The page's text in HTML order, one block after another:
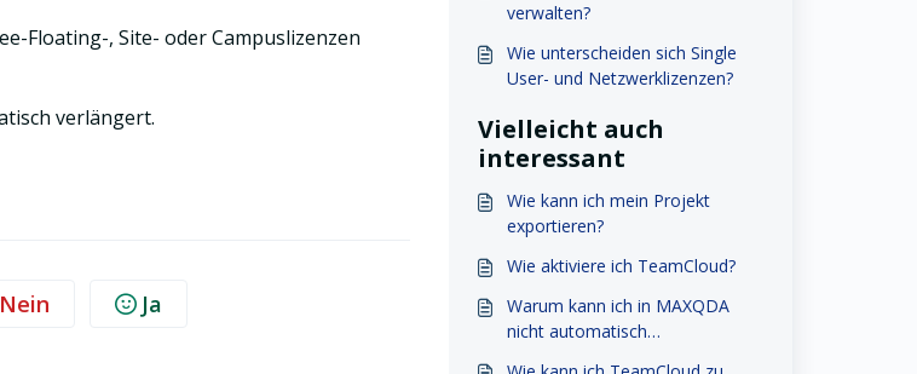
Floating-, Site- oder Campuslizenzen
verlängert.
Nein Ja
verwalten?
Wie unterscheiden sich Single
User- und Netzwerklizenzen?
Vielleicht auch
interessant
Wie kann ich mein Projekt
exportieren?
Wie aktiviere ich TeamCloud?
Warum kann ich in MAXQDA
nicht automatisch